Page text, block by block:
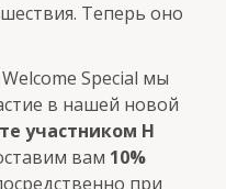
Теперь оно
Special мы
в нашей новой
участником H
вам 10%
при